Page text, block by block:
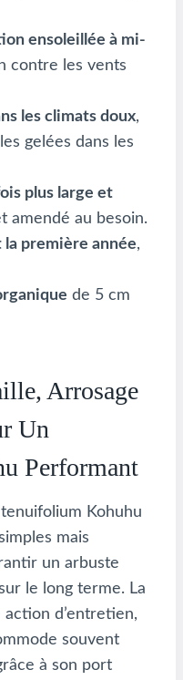
ensoleillée à mi-
contre les vents
les climats doux,
gelées dans les
plus large et
amendé au besoin.
première année,
de 5 cm
Arrosage
Un
Performant
Kohuhu
mais
un arbuste
le long terme. La
d’entretien,
souvent
à son port